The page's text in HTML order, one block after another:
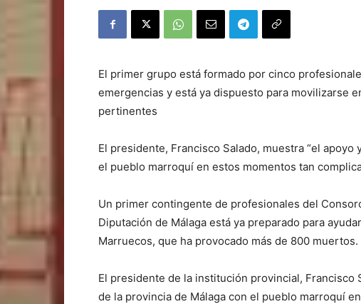
El primer grupo está formado por cinco
emergencias y está ya dispuesto para movilizarse
pertinentes
El presidente, Francisco Salado, muestra “el
el pueblo marroquí en estos momentos tan
Un primer contingente de profesionales del
Diputación de Málaga está ya preparado para
Marruecos, que ha provocado más de 800 muertos.
El presidente de la institución provincial, Francisco
de la provincia de Málaga con el pueblo marroquí